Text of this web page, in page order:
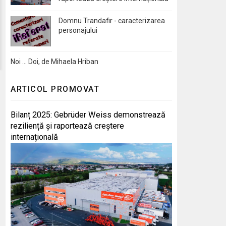
Domnu Trandafir - caracterizarea
personajului
Noi … Doi, de Mihaela Hriban
ARTICOL PROMOVAT
Bilanț 2025: Gebrüder Weiss demonstrează
reziliență și raportează creștere
internațională